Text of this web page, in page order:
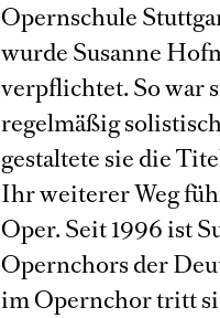
Opernschule
wurde Susanne
verpflichtet. So war
regelmäßig
gestaltete sie die
Ihr weiterer Weg
Oper. Seit 1996 ist
Opernchors der
im Opernchor tritt